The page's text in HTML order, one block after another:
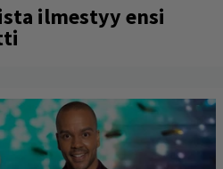
ilmestyy ensi